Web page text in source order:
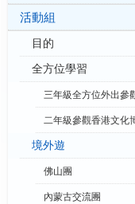
活動組
目的
全方位學習
三年級全方位外出參
二年級參觀香港文化
境外遊
佛山團
內蒙古交流團